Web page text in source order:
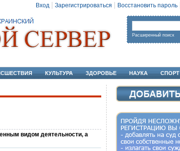
Вход Зарегистрироваться Восстановить пароль
Расширенный поиск
КУЛЬТУРА ЗДОРОВЬЕ НАУКА СПОРТ
видом деятельности, а